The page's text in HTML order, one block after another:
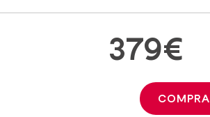
379€
COMPRA